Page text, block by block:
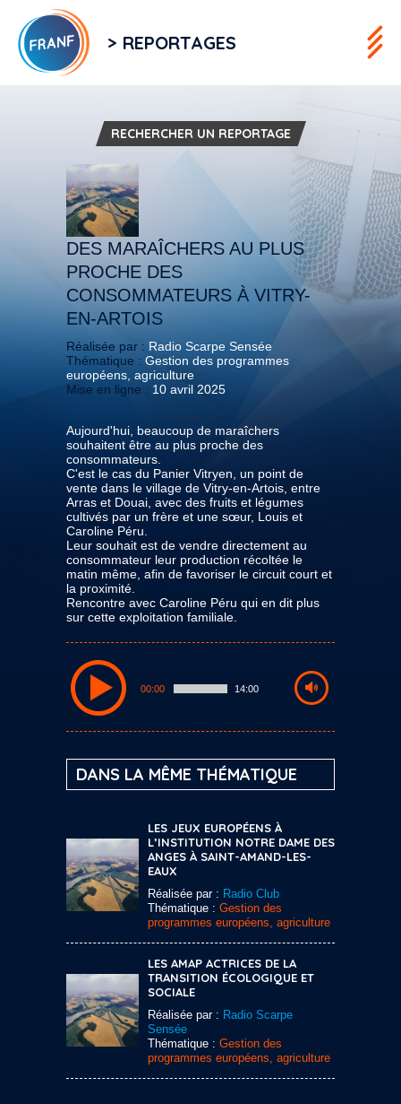
> REPORTAGES
RECHERCHER UN REPORTAGE
DES MARAÎCHERS AU PLUS
PROCHE DES
CONSOMMATEURS À VITRY-
EN-ARTOIS
Réalisée par : Radio Scarpe Sensée
Thématique : Gestion des programmes
européens, agriculture
Mise en ligne : 10 avril 2025
Aujourd'hui, beaucoup de maraîchers
souhaitent être au plus proche des
consommateurs.
C'est le cas du Panier Vitryen, un point de
vente dans le village de Vitry-en-Artois, entre
Arras et Douai, avec des fruits et légumes
cultivés par un frère et une sœur, Louis et
Caroline Péru.
Leur souhait est de vendre directement au
consommateur leur production récoltée le
matin même, afin de favoriser le circuit court et
la proximité.
Rencontre avec Caroline Péru qui en dit plus
sur cette exploitation familiale.
00:00 14:00
DANS LA MÊME THÉMATIQUE
LES JEUX EUROPÉENS À
L’INSTITUTION NOTRE DAME DES
ANGES À SAINT-AMAND-LES-
EAUX
Réalisée par : Radio Club
Thématique : Gestion des
programmes européens, agriculture
LES AMAP ACTRICES DE LA
TRANSITION ÉCOLOGIQUE ET
SOCIALE
Réalisée par : Radio Scarpe
Sensée
Thématique : Gestion des
programmes européens, agriculture